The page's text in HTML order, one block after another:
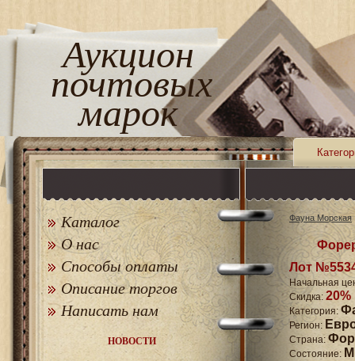
Аукцион
почтовых
марок
Каталог
О нас
Способы оплаты
Описание торгов
Написать нам
НОВОСТИ
Фауна Морская
Лот
Начальная
Скидка: 20%
Категория:
Регион:
Страна:
Состояние: